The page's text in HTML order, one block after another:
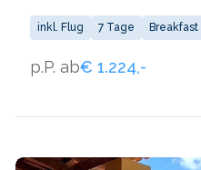
own_fitness_facilities,
plastic_waste_reduction,
sandy_beach,
water_saving_measures,
inkl. Flug 7 Tage Breakfast
p.P. ab€ 1.224,-